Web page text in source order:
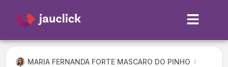
MARIA FERNANDA FORTE MASCARO DO PINHO